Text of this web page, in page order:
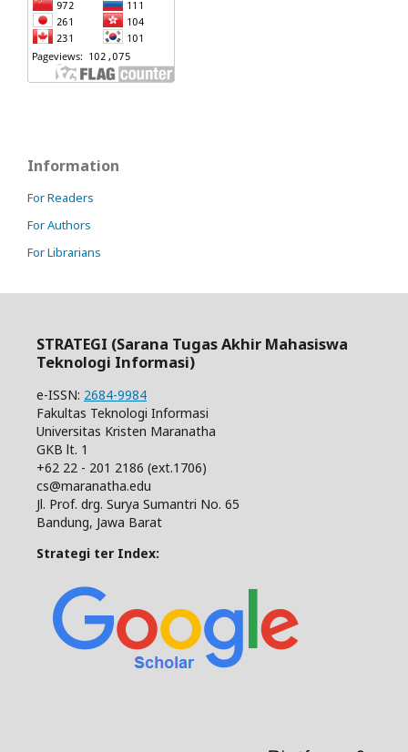
Information
For Readers
For Authors
For Librarians
STRATEGI (Sarana Tugas Akhir Mahasiswa
Teknologi Informasi)
e-ISSN: 2684-9984
Fakultas Teknologi Informasi
Universitas Kristen Maranatha
GKB lt. 1
+62 22 - 201 2186 (ext.1706)
cs@maranatha.edu
Jl. Prof. drg. Surya Sumantri No. 65
Bandung, Jawa Barat
Strategi ter Index: